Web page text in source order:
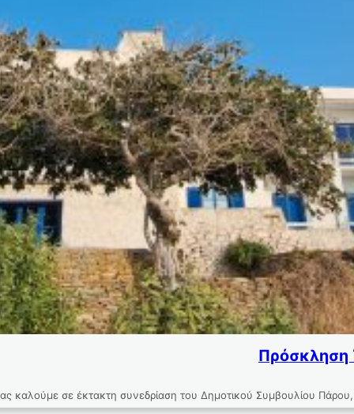
Πρόσκληση
σε έκτακτη συνεδρίαση του Δημοτικού Συμβουλίου